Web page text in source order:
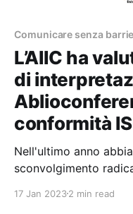
Comunicare senza
L’AIIC ha
di
conformità
Nell'ultimo anno
sconvolgimento
tradizionalmente
17 Jan 20232 min read